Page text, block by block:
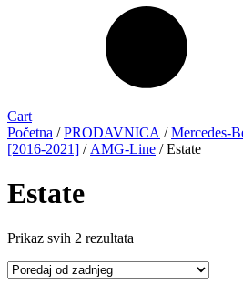
Cart
Početna /PRODAVNICA /Mercedes-
[2016-2021] / AMG-Line / Estate
Estate
Prikaz svih 2 rezultata